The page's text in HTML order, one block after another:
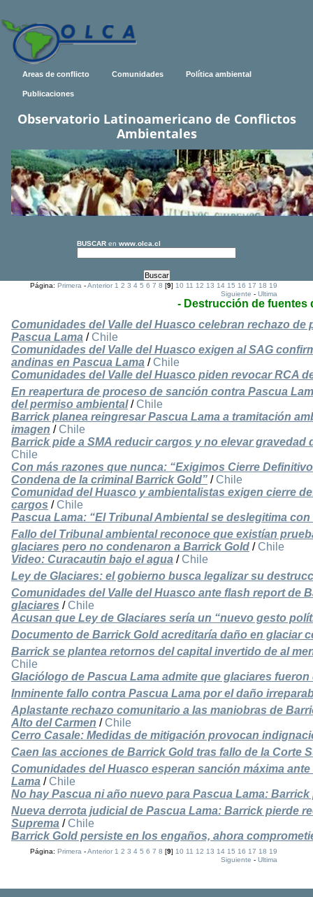
Areas de conflicto Comunidades Política ambiental
Publicaciones
Observatorio Latinoamericano de Conflictos
Ambientales
BUSCAR en www.olca.cl
Página:Primera -Anterior 1 2 3 4 5 6 7 8 [9]10 11 12 13 14 15 16 17 18 19
Siguiente -Ultima
- Destrucción de fuentes
Comunidades del Valle del Huasco celebran rechazo
Pascua Lama / Chile
Comunidades del Valle del Huasco exigen al SAG
andinas en Pascua Lama / Chile
Comunidades del Valle del Huasco piden revocar RCA
En reapertura de proceso de sanción contra Pascua
del permiso ambiental/ Chile
Barrick planea reingresar Pascua Lama a tramitación
imagen / Chile
Barrick pide a SMA reducir cargos y no elevar gravedad
Chile
Con más razones que nunca: “Exigimos Cierre
Condena de la criminal Barrick Gold” / Chile
Comunidad del Huasco y ambientalistas exigen cierre
cargos / Chile
Pascua Lama: “El Tribunal Ambiental se deslegitima con
Fallo del Tribunal ambiental reconoce que existían
glaciares pero no condenaron a Barrick Gold / Chile
Video: Curacautin bajo el agua / Chile
Ley de Glaciares: el gobierno busca legalizar su
Comunidades del Valle del Huasco ante flash report de
glaciares / Chile
Acusan que Ley de Glaciares sería un “nuevo gesto
Documento de Barrick Gold acreditaría daño en glaciar
Barrick se plantea retornos del capital invertido de al
Chile
Glaciólogo de Pascua Lama admite que glaciares
Inminente fallo contra Pascua Lama por el daño
Aplastante rechazo comunitario a las maniobras de
Alto del Carmen / Chile
Cerro Casale: Medidas de mitigación provocan
Caen las acciones de Barrick Gold tras fallo de la Corte
Comunidades del Huasco esperan sanción máxima
Lama / Chile
No hay Pascua ni año nuevo para Pascua Lama:
Nueva derrota judicial de Pascua Lama: Barrick pierde
Suprema / Chile
Barrick Gold persiste en los engaños, ahora
Página:Primera -Anterior 1 2 3 4 5 6 7 8 [9]10 11 12 13 14 15 16 17 18 19
Siguiente -Ultima